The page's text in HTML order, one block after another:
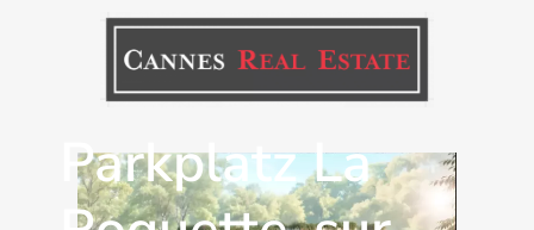
Verkauf
Parkplatz La